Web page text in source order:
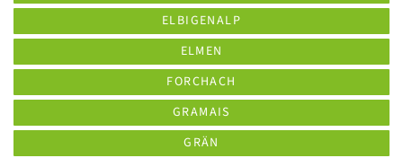
ELBIGENALP
ELMEN
FORCHACH
GRAMAIS
GRÄN